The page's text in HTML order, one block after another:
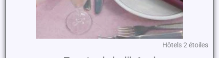
Hôtels 2 étoiles